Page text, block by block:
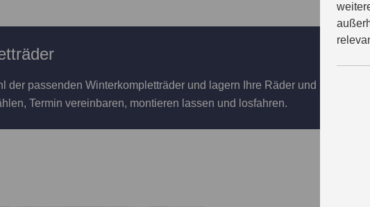
der passenden Winterkompletträder und lagern Ihre Räder und Reifen bei
Termin vereinbaren, montieren lassen und losfahren.